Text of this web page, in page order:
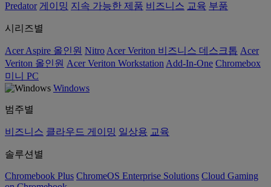
Predator 게이밍 지속 가능한 제품 비즈니스 교육 부품
시리즈별
Acer Aspire 올인원 Nitro Acer Veriton 비즈니스 데스크톱 Acer
Veriton 올인원 Acer Veriton Workstation Add-In-One Chromebox
미니 PC
Windows
범주별
비즈니스 클라우드 게이밍 일상용 교육
솔루션별
Chromebook Plus ChromeOS Enterprise Solutions Cloud Gaming